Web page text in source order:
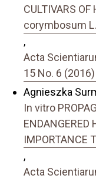
CULTIVARS
corymbosum
,
Acta
15 No. 6 (2016)
Agnieszka
In vitro
ENDANGERED
IMPORTANCE
,
Acta